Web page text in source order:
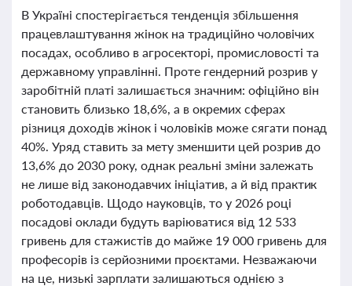
В Україні спостерігається тенденція збільшення
працевлаштування жінок на традиційно чоловічих
посадах, особливо в агросекторі, промисловості та
державному управлінні. Проте гендерний розрив у
заробітній платі залишається значним: офіційно він
становить близько 18,6%, а в окремих сферах
різниця доходів жінок і чоловіків може сягати понад
40%. Уряд ставить за мету зменшити цей розрив до
13,6% до 2030 року, однак реальні зміни залежать
не лише від законодавчих ініціатив, а й від практик
роботодавців. Щодо науковців, то у 2026 році
посадові оклади будуть варіюватися від 12 533
гривень для стажистів до майже 19 000 гривень для
професорів із серйозними проєктами. Незважаючи
на це, низькі зарплати залишаються однією з